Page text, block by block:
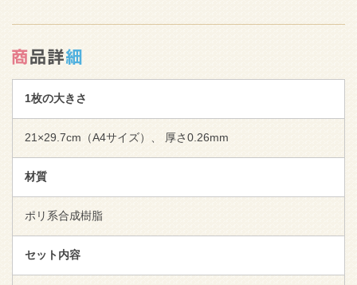
1枚の大きさ
21×29.7cm（A4サイズ）、 厚さ0.26mm
材質
ポリ系合成樹脂
セット内容